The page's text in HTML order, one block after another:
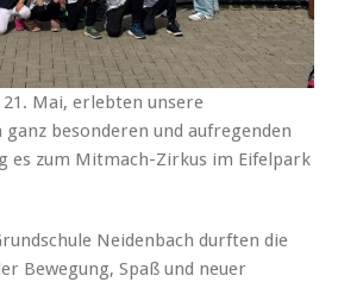
Mai, erlebten unsere
besonderen und aufregenden
es zum Mitmach-Zirkus im Eifelpark
Neidenbach durften die
Bewegung, Spaß und neuer